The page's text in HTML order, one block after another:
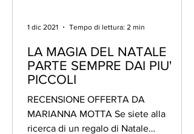
LA MAGIA DEL NATALE
PARTE SEMPRE DAI PIU'
PICCOLI
RECENSIONE OFFERTA DA
MARIANNA MOTTA Se siete alla
ricerca di un regalo di Natale
1 dic 2021 Tempo di lettura: 2 min